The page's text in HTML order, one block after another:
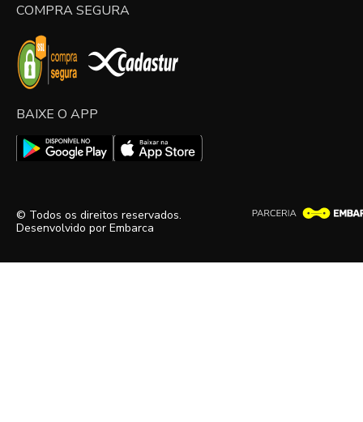
COMPRA SEGURA
BAIXE O APP
© Todos os direitos reservados.
Desenvolvido por Embarca